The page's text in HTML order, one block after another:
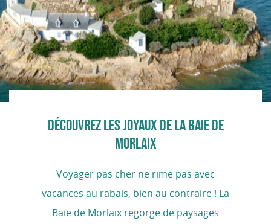
DÉCOUVREZ LES JOYAUX DE LA BAIE DE
MORLAIX
Voyager pas cher ne rime pas avec
vacances au rabais, bien au contraire ! La
Baie de Morlaix regorge de paysages